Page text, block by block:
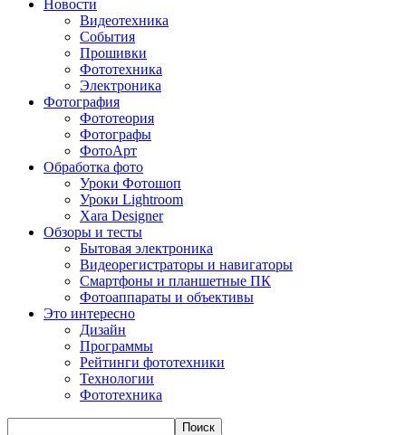
Новости
Видеотехника
События
Прошивки
Фототехника
Электроника
Фотография
Фототеория
Фотографы
ФотоАрт
Обработка фото
Уроки Фотошоп
Уроки Lightroom
Xara Designer
Обзоры и тесты
Бытовая электроника
Видеорегистраторы и навигаторы
Смартфоны и планшетные ПК
Фотоаппараты и объективы
Это интересно
Дизайн
Программы
Рейтинги фототехники
Технологии
Фототехника
Поиск